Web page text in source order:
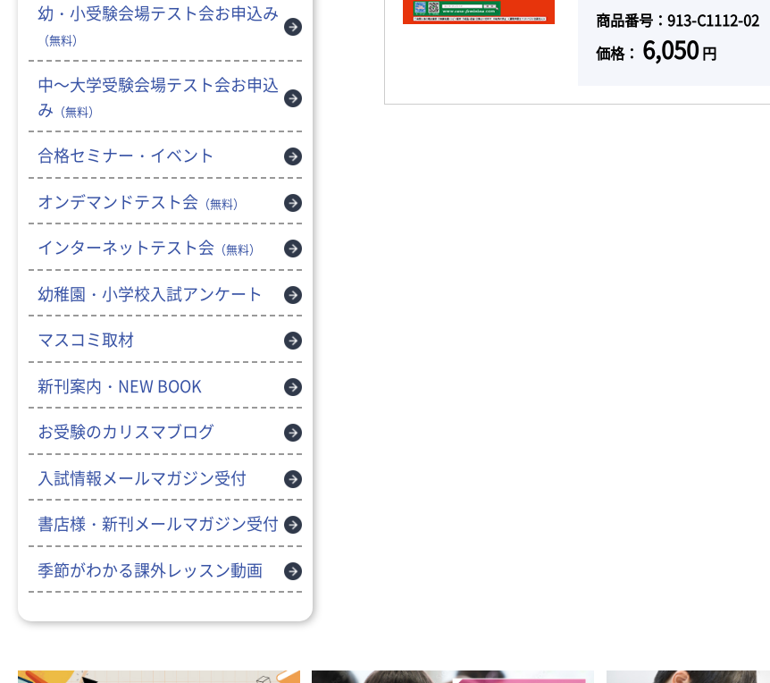
商品番号：913-C1112-02
価格： 6,050円
幼・小受験会場テスト会お申込み
（無料）
中～大学受験会場テスト会お申込
み （無料）
合格セミナー・イベント
オンデマンドテスト会 （無料）
インターネットテスト会 （無料）
幼稚園・小学校入試アンケート
マスコミ取材
新刊案内・NEW BOOK
お受験のカリスマブログ
入試情報メールマガジン受付
書店様・新刊メールマガジン受付
季節がわかる課外レッスン動画